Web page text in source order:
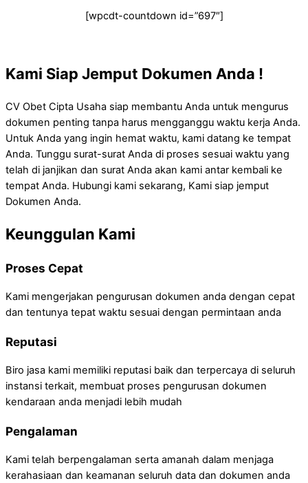
[wpcdt-countdown id=”697″]
Kami Siap Jemput Dokumen Anda !
CV Obet Cipta Usaha siap membantu Anda untuk mengurus
dokumen penting tanpa harus mengganggu waktu kerja Anda.
Untuk Anda yang ingin hemat waktu, kami datang ke tempat
Anda. Tunggu surat-surat Anda di proses sesuai waktu yang
telah di janjikan dan surat Anda akan kami antar kembali ke
tempat Anda. Hubungi kami sekarang, Kami siap jemput
Dokumen Anda.
Keunggulan Kami
Proses Cepat
Kami mengerjakan pengurusan dokumen anda dengan cepat
dan tentunya tepat waktu sesuai dengan permintaan anda
Reputasi
Biro jasa kami memiliki reputasi baik dan terpercaya di seluruh
instansi terkait, membuat proses pengurusan dokumen
kendaraan anda menjadi lebih mudah
Pengalaman
Kami telah berpengalaman serta amanah dalam menjaga
kerahasiaan dan keamanan seluruh data dan dokumen anda